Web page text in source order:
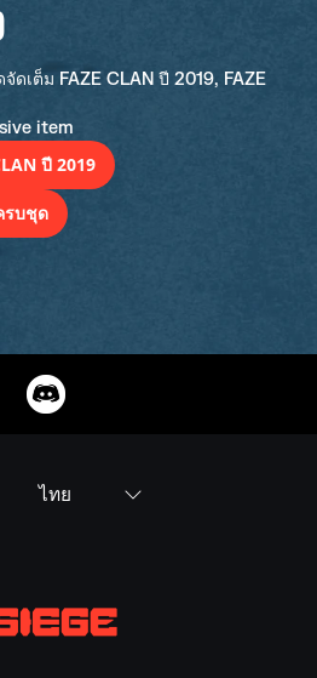
เต็ม FAZE CLAN ปี 2019, FAZE
item
ปี 2019
รบชุด
ไทย